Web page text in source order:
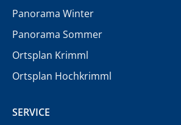
Panorama Winter
Panorama Sommer
Ortsplan Krimml
Ortsplan Hochkrimml
SERVICE